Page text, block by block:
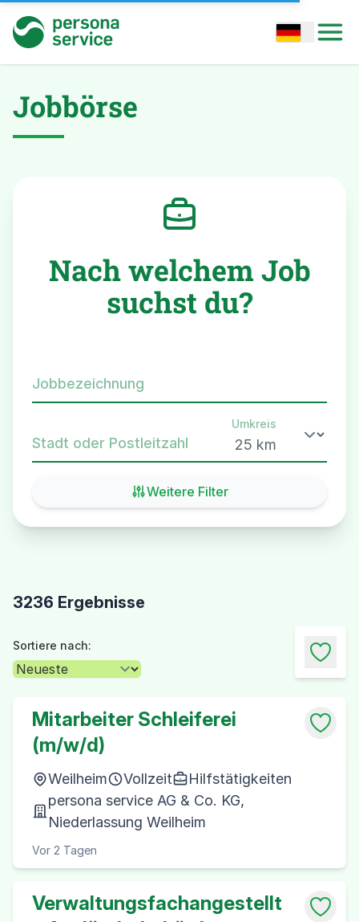
persona service Open options
Jobbörse
Nach welchem Job
suchst du?
Jobbezeichnung
Stadt oder Postleitzahl
Umkreis
Weitere Filter
3236 Ergebnisse
Sortiere nach:
Mitarbeiter Schleiferei
(m/w/d)
Weilheim Vollzeit
Hilfstätigkeiten
persona service AG & Co. KG,
Niederlassung Weilheim
Vor 2 Tagen
Verwaltungsfachangestellt